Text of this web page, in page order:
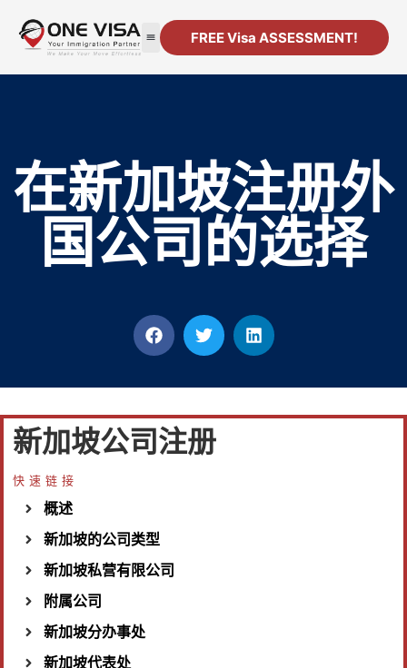
FREE Visa ASSESSMENT!
在新加坡注册外
国公司的选择
新加坡公司注册
快速链接
概述
新加坡的公司类型
新加坡私营有限公司
附属公司
新加坡分办事处
新加坡代表处